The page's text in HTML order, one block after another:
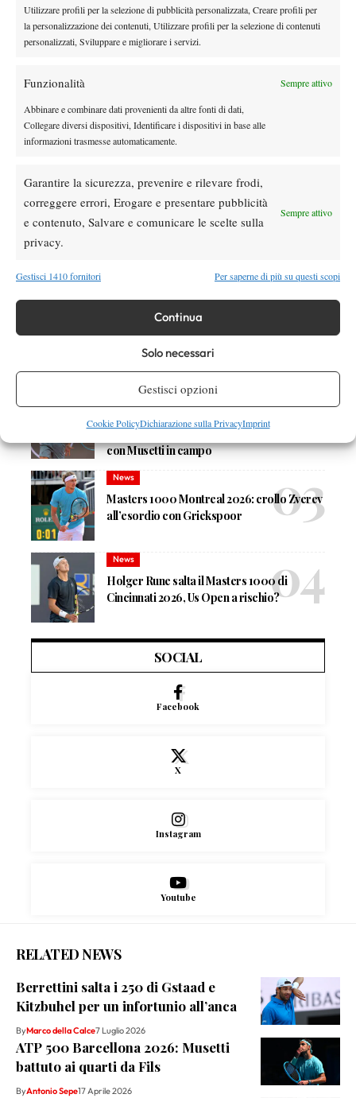
Utilizzare profili per la selezione di pubblicità personalizzata, Creare profili per
la personalizzazione dei contenuti, Utilizzare profili per la selezione di contenuti
personalizzati, Sviluppare e migliorare i servizi.
Funzionalità Sempre attivo
Abbinare e combinare dati provenienti da altre fonti di dati,
Collegare diversi dispositivi, Identificare i dispositivi in base alle
informazioni trasmesse automaticamente.
Garantire la sicurezza, prevenire e rilevare frodi,
correggere errori, Erogare e presentare pubblicità
e contenuto, Salvare e comunicare le scelte sulla
privacy.
Sempre attivo
Gestisci 1410 fornitori Per saperne di più su questi scopi
Continua
Solo necessari
Gestisci opzioni
Cookie PolicyDichiarazione sulla PrivacyImprint
e proprio in casa e sull’amata terra.
Nessun commento
Devi essereconnessoper inviare un commento.
News
Niente top 5 negli ultimi 32 di un Masters
1000: prima di Montreal 2026 era successo
solo una volta
Masters 1000 Montreal 2026: programma,
orari e ordine di gioco di giovedì 6 agosto
con Musetti in campo
News
Masters 1000 Montreal 2026: crollo Zverev
all’esordio con Griekspoor
News
Holger Rune salta il Masters 1000 di
Cincinnati 2026, Us Open a rischio?
SOCIAL
Facebook
X
Instagram
Youtube
RELATED NEWS
Berrettini salta i 250 di Gstaad e
Kitzbuhel per un infortunio all’anca
ByMarco della Calce7 Luglio 2026
ATP 500 Barcellona 2026: Musetti
battuto ai quarti da Fils
ByAntonio Sepe17 Aprile 2026